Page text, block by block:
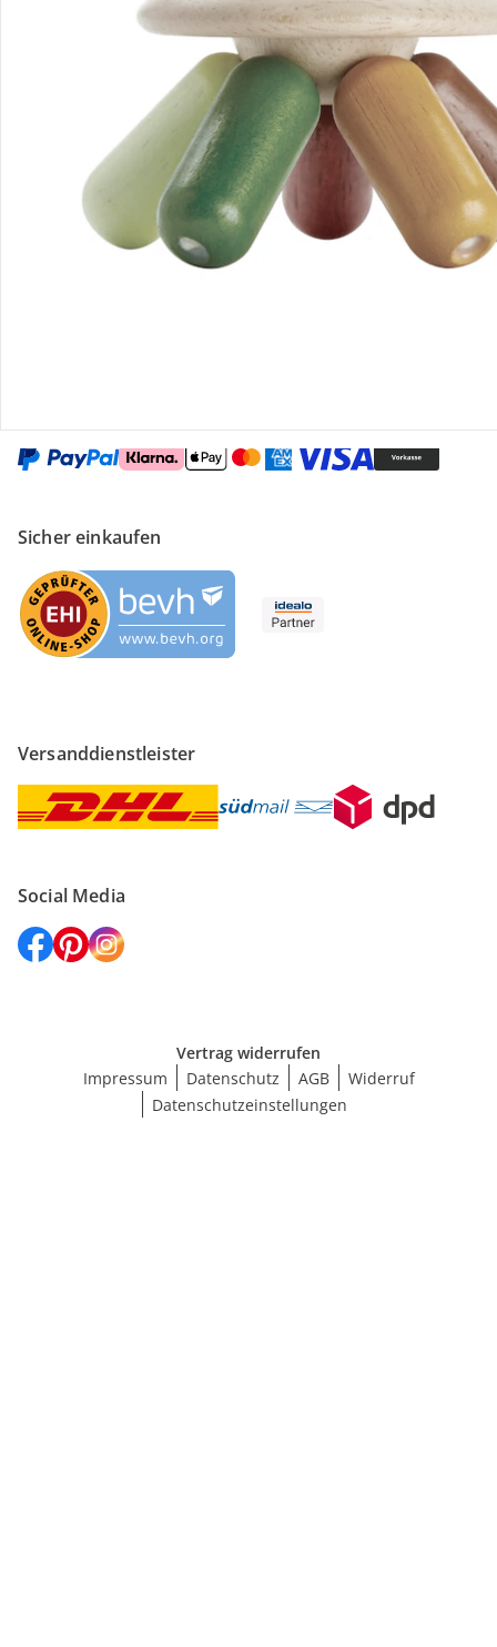
Gutscheine & Aktionen
Kontakt & Service
Filialen & Beratung
Sicher einkaufen
Versanddienstleister
Social Media
Vertrag widerrufen
Impressum
Datenschutz AGB
Widerruf
Datenschutzeinstellungen